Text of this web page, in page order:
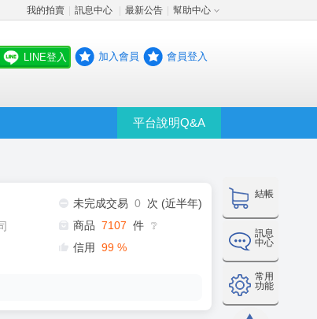
我的拍賣 訊息中心 最新公告 幫助中心
LINE登入 加入會員 會員登入
平台說明Q&A
結帳
訊息
中心
常用
功能
未完成交易 0
次 (近半年)
商品 7107 件 ❔
信用 99 %